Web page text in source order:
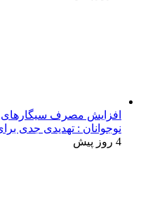
افزایش مصرف سیگارهای
نوجوانان : تهدیدی جدی
4 روز پیش